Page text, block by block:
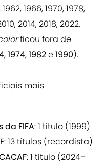
1966, 1970, 1978,
2014, 2018, 2022,
ficou fora de
,1974,1982e1990).
mais
FIFA: 1 título (1999)
: 13 títulos (recordista)
: 1 título (2024–